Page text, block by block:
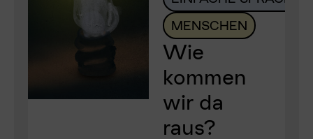
MENSCHEN
Wie
kommen
wir da
raus?